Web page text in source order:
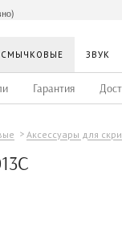
СМЫЧКОВЫЕ ЗВУК
Гарантия
Аксессуары для